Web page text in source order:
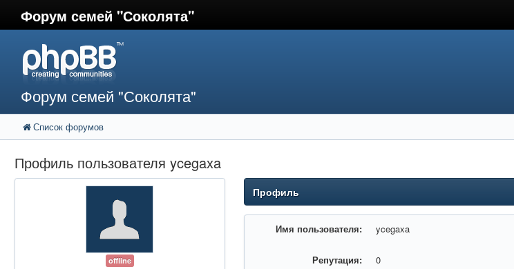
Форум семей "Соколята"
Форум семей "Соколята"
Список форумов
Профиль пользователя ycegaxa
offline
Профиль
Имя пользователя: ycegaxa
Репутация:
0